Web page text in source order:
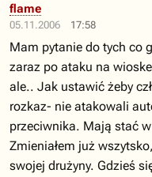
05.11.2006 17:58
flame
Mam pytanie do tych co
zaraz po ataku na
ale.. Jak ustawić żeby
rozkaz- nie atakowali
przeciwnika. Mają stać
Zmieniałem już
swojej drużyny. Gdzieś